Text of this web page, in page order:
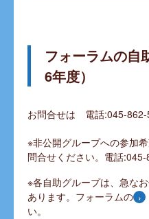
フォーラムの自
6年度）
お問合せは 電話:045-
※非公開グループへの参加
問合せください。電話
※各自助グループは、急な
あります。フォーラムの
い。